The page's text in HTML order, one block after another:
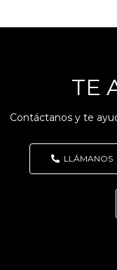
TE
Contáctanos y te
LLÁMANOS